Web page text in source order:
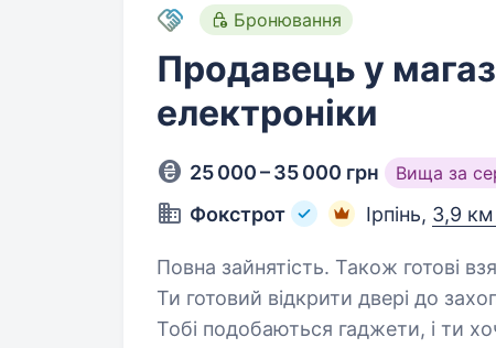
Бронювання
Продавець у
електроніки
25 000 – 35 000 грн Вища за
Фокстрот Ірпінь, 3,9 км
Повна зайнятість. Також готові
Ти готовий відкрити двері до
Тобі подобаються гаджети, і ти